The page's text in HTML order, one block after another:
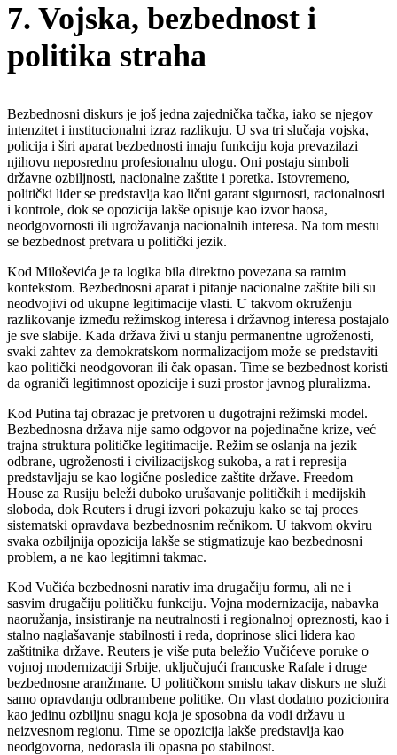
7. Vojska, bezbednost i
politika straha
Bezbednosni diskurs je još jedna zajednička tačka, iako se njegov
intenzitet i institucionalni izraz razlikuju. U sva tri slučaja vojska,
policija i širi aparat bezbednosti imaju funkciju koja prevazilazi
njihovu neposrednu profesionalnu ulogu. Oni postaju simboli
državne ozbiljnosti, nacionalne zaštite i poretka. Istovremeno,
politički lider se predstavlja kao lični garant sigurnosti, racionalnosti
i kontrole, dok se opozicija lakše opisuje kao izvor haosa,
neodgovornosti ili ugrožavanja nacionalnih interesa. Na tom mestu
se bezbednost pretvara u politički jezik.
Kod Miloševića je ta logika bila direktno povezana sa ratnim
kontekstom. Bezbednosni aparat i pitanje nacionalne zaštite bili su
neodvojivi od ukupne legitimacije vlasti. U takvom okruženju
razlikovanje između režimskog interesa i državnog interesa postajalo
je sve slabije. Kada država živi u stanju permanentne ugroženosti,
svaki zahtev za demokratskom normalizacijom može se predstaviti
kao politički neodgovoran ili čak opasan. Time se bezbednost koristi
da ograniči legitimnost opozicije i suzi prostor javnog pluralizma.
Kod Putina taj obrazac je pretvoren u dugotrajni režimski model.
Bezbednosna država nije samo odgovor na pojedinačne krize, već
trajna struktura političke legitimacije. Režim se oslanja na jezik
odbrane, ugroženosti i civilizacijskog sukoba, a rat i represija
predstavljaju se kao logične posledice zaštite države. Freedom
House za Rusiju beleži duboko urušavanje političkih i medijskih
sloboda, dok Reuters i drugi izvori pokazuju kako se taj proces
sistematski opravdava bezbednosnim rečnikom. U takvom okviru
svaka ozbiljnija opozicija lakše se stigmatizuje kao bezbednosni
problem, a ne kao legitimni takmac.
Kod Vučića bezbednosni narativ ima drugačiju formu, ali ne i
sasvim drugačiju političku funkciju. Vojna modernizacija, nabavka
naoružanja, insistiranje na neutralnosti i regionalnoj opreznosti, kao i
stalno naglašavanje stabilnosti i reda, doprinose slici lidera kao
zaštitnika države. Reuters je više puta beležio Vučićeve poruke o
vojnoj modernizaciji Srbije, uključujući francuske Rafale i druge
bezbednosne aranžmane. U političkom smislu takav diskurs ne služi
samo opravdanju odbrambene politike. On vlast dodatno pozicionira
kao jedinu ozbiljnu snagu koja je sposobna da vodi državu u
neizvesnom regionu. Time se opozicija lakše predstavlja kao
neodgovorna, nedorasla ili opasna po stabilnost.